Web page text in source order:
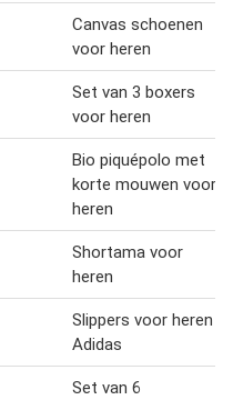
Canvas schoenen
voor heren
Set van 3 boxers
voor heren
Bio piquépolo met
korte mouwen voor
heren
Shortama voor
heren
Slippers voor heren
Adidas
Set van 6